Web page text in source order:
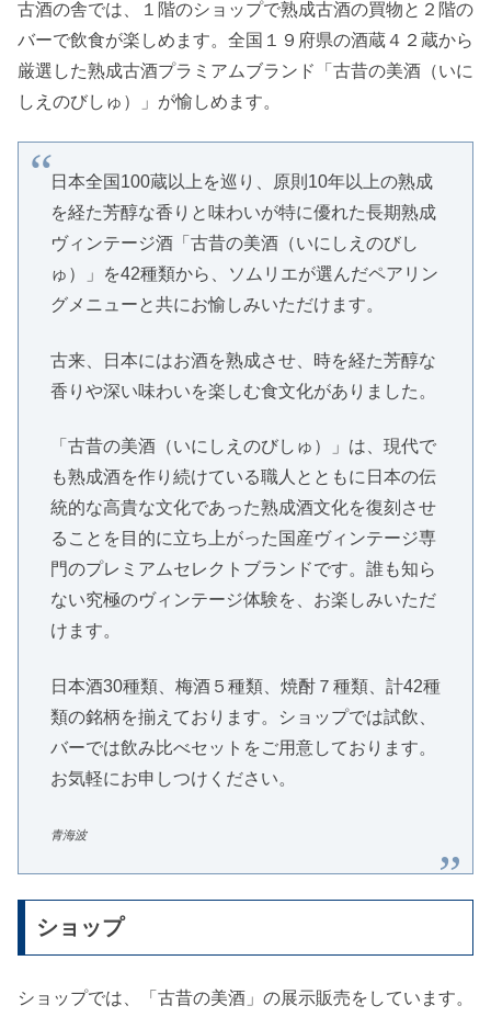
古酒の舎では、１階のショップで熟成古酒の買物と２階の
バーで飲食が楽しめます。全国１９府県の酒蔵４２蔵から
厳選した熟成古酒プラミアムブランド「古昔の美酒（いに
しえのびしゅ）」が愉しめます。
日本全国100蔵以上を巡り、原則10年以上の熟成
を経た芳醇な香りと味わいが特に優れた長期熟成
ヴィンテージ酒「古昔の美酒（いにしえのびし
ゅ）」を42種類から、ソムリエが選んだペアリン
グメニューと共にお愉しみいただけます。
古来、日本にはお酒を熟成させ、時を経た芳醇な
香りや深い味わいを楽しむ食文化がありました。
「古昔の美酒（いにしえのびしゅ）」は、現代で
も熟成酒を作り続けている職人とともに日本の伝
統的な高貴な文化であった熟成酒文化を復刻させ
ることを目的に立ち上がった国産ヴィンテージ専
門のプレミアムセレクトブランドです。誰も知ら
ない究極のヴィンテージ体験を、お楽しみいただ
けます。
日本酒30種類、梅酒５種類、焼酎７種類、計42種
類の銘柄を揃えております。ショップでは試飲、
バーでは飲み比べセットをご用意しております。
お気軽にお申しつけください。
青海波
ショップ
ショップでは、「古昔の美酒」の展示販売をしています。